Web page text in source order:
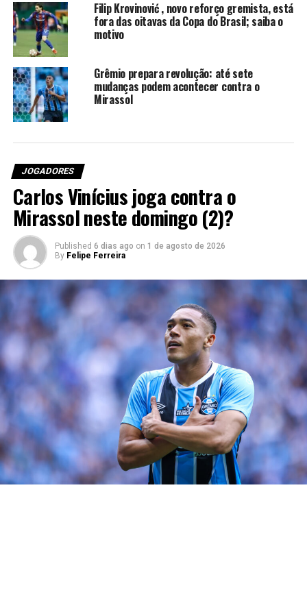
minha família que está aqui
comigo, que conhece a
minha jornada, conhece
tudo o que eu faço para
chegar até aqui. Eu também
não posso deixar de
agradecer a forma e o
esforço que o Grêmio fez
para me trazer aqui, para
me contratar, para que eu
pudesse ser jogador do
Grêmio. A torcida, a forma
como me abraçou, como
me tratou todos os dias”,
disse o jogador após a
convocação.
Além disso, a convocação reforça a importância da
parceria entre atleta e instituição. O Grêmio apostou em
Weverton, e o atleta respondeu com dedicação e
resultados. Agora, o reconhecimento nacional coroa
essa relação e projeta ainda mais confiança para o
futuro.
Filip Krovinović , novo reforço gremista, está
fora das oitavas da Copa do Brasil; saiba o
motivo
Grêmio prepara revolução: até sete
mudanças podem acontecer contra o
Mirassol
JOGADORES
Carlos Vinícius joga contra o
Mirassol neste domingo (2)?
Published 6 dias ago on 1 de agosto de 2026
By Felipe Ferreira